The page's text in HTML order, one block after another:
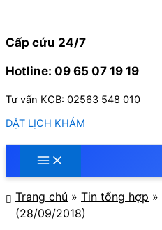
nội
Cấp cứu 24/7
Hotline: 09 65 07 19 19
Tư vấn KCB: 02563 548 010
ĐẶT LỊCH KHÁM
Trang chủ » Tin tổng hợp »
(28/09/2018)